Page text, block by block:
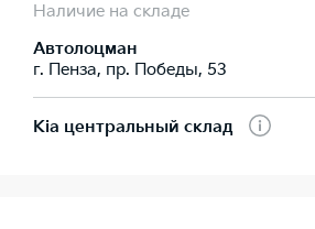
Наличие на складе
Автолоцман
г. Пенза, пр. Победы, 53
Kia центральный склад